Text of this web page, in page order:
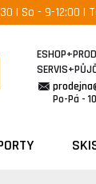
| So - 9-12:00 |
Po-Pá -